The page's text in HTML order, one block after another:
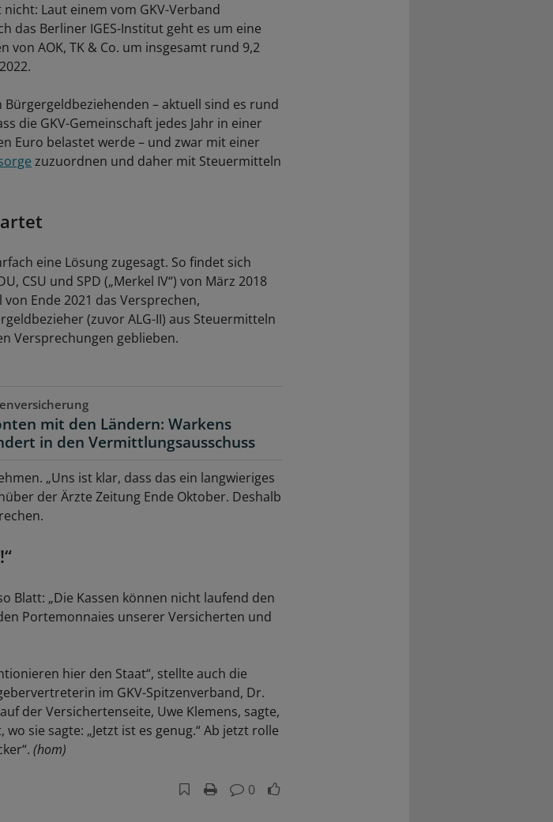
Laut einem vom GKV-Verband
das Berliner IGES-Institut geht es um eine
AOK, TK & Co. um insgesamt rund 9,2
– aktuell sind es rund
die GKV-Gemeinschaft jedes Jahr in einer
Euro belastet werde – und zwar mit einer
zuzuordnen und daher mit Steuermitteln
eine Lösung zugesagt. So findet sich
CSU und SPD („Merkel IV“) von März 2018
Ende 2021 das Versprechen,
(zuvor ALG-II) aus Steuermitteln
Versprechungen geblieben.
mit den Ländern: Warkens
in den Vermittlungsausschuss
„Uns ist klar, dass das ein langwieriges
der Ärzte Zeitung Ende Oktober. Deshalb
Blatt: „Die Kassen können nicht laufend den
Portemonnaies unserer Versicherten und
hier den Staat“, stellte auch die
im GKV-Spitzenverband, Dr.
der Versichertenseite, Uwe Klemens, sagte,
sie sagte: „Jetzt ist es genug.“ Ab jetzt rolle
(hom)
0